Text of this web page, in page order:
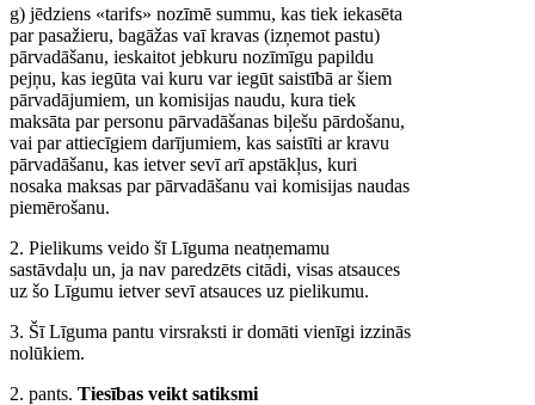
g) jēdziens «tarifs» nozīmē summu, kas tiek iekasēta
par pasažieru, bagāžas vaī kravas (izņemot pastu)
pārvadāšanu, ieskaitot jebkuru nozīmīgu papildu
pejņu, kas iegūta vai kuru var iegūt saistībā ar šiem
pārvadājumiem, un komisijas naudu, kura tiek
maksāta par personu pārvadāšanas biļešu pārdošanu,
vai par attiecīgiem darījumiem, kas saistīti ar kravu
pārvadāšanu, kas ietver sevī arī apstākļus, kuri
nosaka maksas par pārvadāšanu vai komisijas naudas
piemērošanu.
2. Pielikums veido šī Līguma neatņemamu
sastāvdaļu un, ja nav paredzēts citādi, visas atsauces
uz šo Līgumu ietver sevī atsauces uz pielikumu.
3. Šī Līguma pantu virsraksti ir domāti vienīgi izzinās
nolūkiem.
2. pants. Tiesības veikt satiksmi